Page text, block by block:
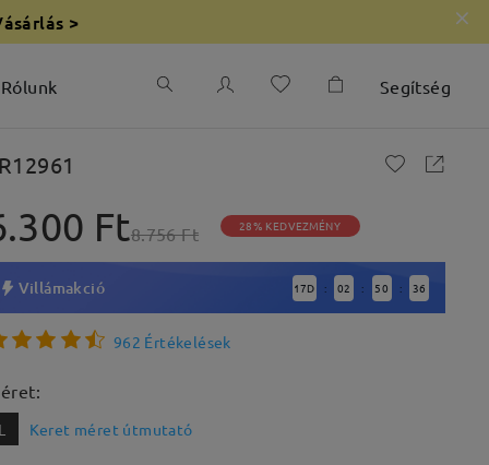
>
Rólunk Segítség
Ft8.756 Ft 28% KEDVEZMÉNY
Villámakció 17D : 02 : 50 : 35
962 Értékelések
Keret méret útmutató